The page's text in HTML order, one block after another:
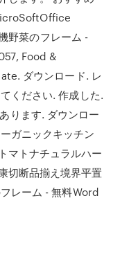
野菜のフレーム -
Food &
ダウンロード. レ
ください. 作成した.
ります. ダウンロー
ガニックキッチン
マトナチュラルハー
切断品揃え境界平置
レーム - 無料Word